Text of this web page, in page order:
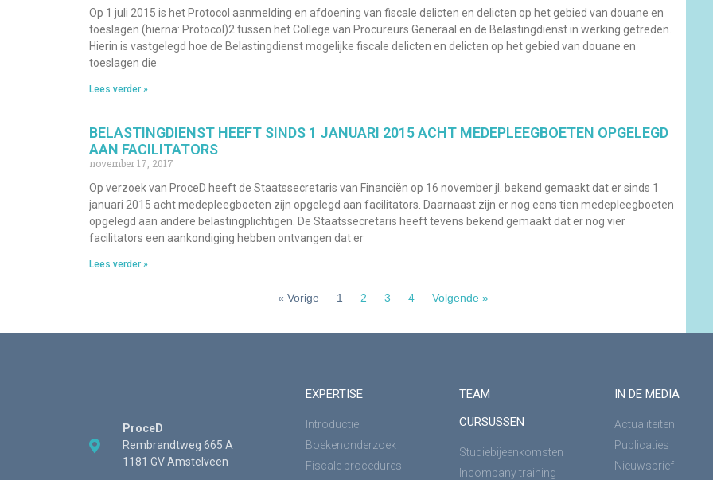
Op 1 juli 2015 is het Protocol aanmelding en afdoening van fiscale delicten en delicten op het gebied van douane en
toeslagen (hierna: Protocol)2 tussen het College van Procureurs Generaal en de Belastingdienst in werking getreden.
Hierin is vastgelegd hoe de Belastingdienst mogelijke fiscale delicten en delicten op het gebied van douane en
toeslagen die
Lees verder »
BELASTINGDIENST HEEFT SINDS 1 JANUARI 2015 ACHT MEDEPLEEGBOETEN OPGELEGD
AAN FACILITATORS
november 17, 2017
Op verzoek van ProceD heeft de Staatssecretaris van Financiën op 16 november jl. bekend gemaakt dat er sinds 1
januari 2015 acht medepleegboeten zijn opgelegd aan facilitators. Daarnaast zijn er nog eens tien medepleegboeten
opgelegd aan andere belastingplichtigen. De Staatssecretaris heeft tevens bekend gemaakt dat er nog vier
facilitators een aankondiging hebben ontvangen dat er
Lees verder »
« Vorige 1 2 3 4 Volgende »
ProceD
Rembrandtweg 665 A
1181 GV Amstelveen
EXPERTISE
Introductie
Boekenonderzoek
Fiscale procedures
TEAM
CURSUSSEN
Studiebijeenkomsten
Incompany training
IN DE MEDIA
Actualiteiten
Publicaties
Nieuwsbrief